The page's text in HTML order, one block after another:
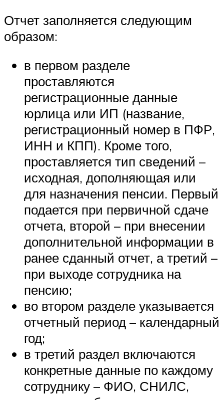
Отчет заполняется следующим
образом:
в первом разделе
проставляются
регистрационные данные
юрлица или ИП (название,
регистрационный номер в ПФР,
ИНН и КПП). Кроме того,
проставляется тип сведений –
исходная, дополняющая или
для назначения пенсии. Первый
подается при первичной сдаче
отчета, второй – при внесении
дополнительной информации в
ранее сданный отчет, а третий –
при выходе сотрудника на
пенсию;
во втором разделе указывается
отчетный период – календарный
год;
в третий раздел включаются
конкретные данные по каждому
сотруднику – ФИО, СНИЛС,